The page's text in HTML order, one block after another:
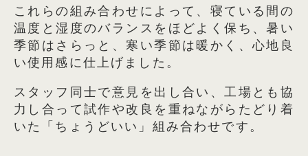
これらの組み合わせによって、寝ている間の
温度と湿度のバランスをほどよく保ち、暑い
季節はさらっと、寒い季節は暖かく、心地良
い使用感に仕上げました。
スタッフ同士で意見を出し合い、工場とも協
力し合って試作や改良を重ねながらたどり着
いた「ちょうどいい」組み合わせです。